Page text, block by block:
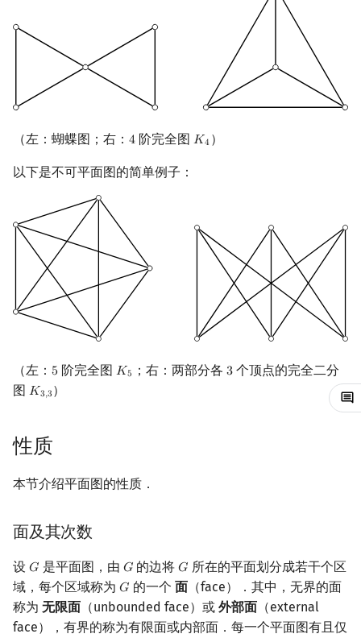
Sublime Text
CP Editor
Code::Blocks
Git Tim 排序
排序相关 STL
排序应用
概率 DP
DP 优化
后缀平衡树
广义后缀自动机
后缀树
序列自动机
最小表示法
Lyndon 分解
升幂引理
阶乘取模
卢卡斯定理
阶 & 原根
离散对数
高次剩余 & 单位根
洲阁筛
类欧几里德算法
Lagrange 反演
形式幂级数复合|复合逆
普通生成函数
组合数学 范德蒙德卷积
Pólya 计数
图论计数
线性规划
博弈论
数值算法
序理论
拟阵
线段树
二叉搜索树 & 平衡树
可持久化数据结构
树套树
K-D Tree
动态树
PQ 树
树上随机游走
习题
参考资料与注释
反演变换
计算几何杂项
在一台机器上规划任务
主元素问题
Garsia–Wachs 算法
珂朵莉树/颜色段均摊
空间优化简介
（左：蝴蝶图；右： 4
4 阶完全图 𝐾4
K4 ）
以下是不可平面图的简单例子：
（左： 5
5 阶完全图 𝐾5
K5 ；右：两部分各 3
3个顶点的完全二分
图 𝐾3,3
K3,3）
性质
本节介绍平面图的性质．
面及其次数
设 𝐺
G 是平面图，由 𝐺
G 的边将𝐺
G 所在的平面划分成若干个区
域，每个区域称为 𝐺
G 的一个 面（face）．其中，无界的面
称为 无限面 （unbounded face）或 外部面 （external
face），有界的称为有限面或内部面．每一个平面图有且仅